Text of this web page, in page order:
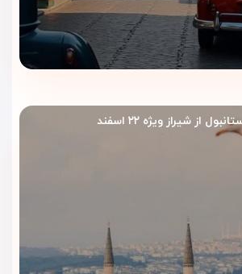
هزینه پنهان و اختلاف قیمت، با خیال راحت
از رزرو
با شناخت دقیق از انواع اتاق‌ها، ظرفیت
دارای حمام سنتی و سطح خدمات هتل، شما را
گزینه متناسب با بودجه و سبک سفر راهنمایی
و شرایط واقعی هتل بارسلو استانبول بدون
تا انتظارات شما کاملاً با سطح هتل
از شیراز ویژه ۲۲ اسفند